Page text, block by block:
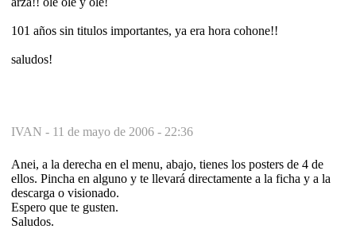
101 años sin titulos importantes, ya era hora cohone!!
saludos!
IVAN - 11 de mayo de 2006 - 22:36
Anei, a la derecha en el menu, abajo, tienes los posters de 4 de
ellos. Pincha en alguno y te llevará directamente a la ficha y a la
descarga o visionado.
Espero que te gusten.
Saludos.